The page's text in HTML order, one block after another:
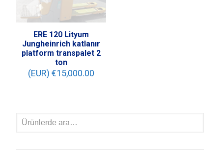
ERE 120 Lityum
Jungheinrich katlanır
platform transpalet 2
ton
(EUR) €15,000.00